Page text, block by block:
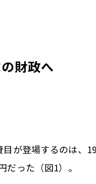
財政へ
が登場するのは、
った（図1）。